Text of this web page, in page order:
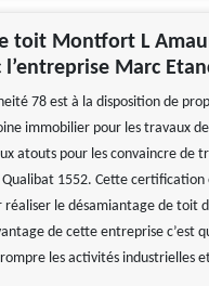
toit Montfort L
Marc
78 est à la disposition de
immobilier pour les travaux
atouts pour les convaincre de
1552. Cette
réaliser le désamiantage de toit
de cette entreprise c’est
les activités industrielles